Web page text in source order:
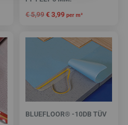
€5,99€3,99 per m²
BLUEFLOOR® -10DB TÜV